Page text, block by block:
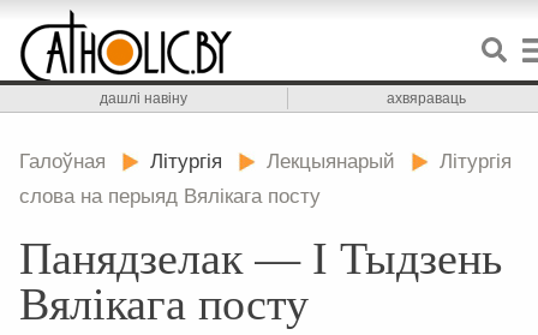
дашлі навіну ахвяраваць
Галоўная Літургія Лекцыянарый
Літургія
слова на перыяд Вялікага посту
Панядзелак — І Тыдзень
Вялікага посту